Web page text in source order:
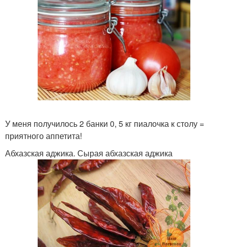
У меня получилось 2 банки 0, 5 кг пиалочка к столу =
приятного аппетита!
Абхазская аджика. Сырая абхазская аджика